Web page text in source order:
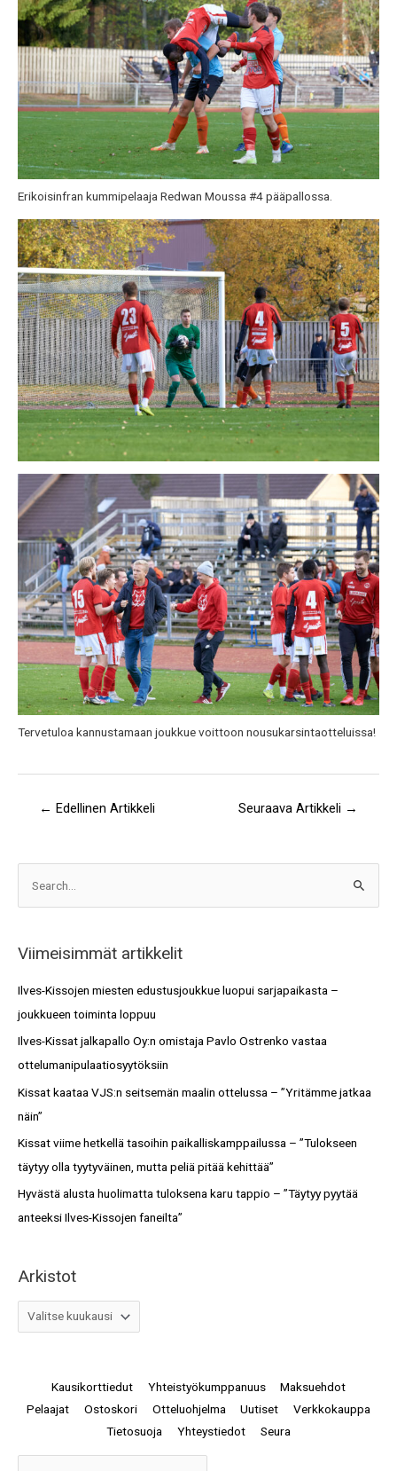
Erikoisinfran kummipelaaja Redwan Moussa #4 pääpallossa.
Tervetuloa kannustamaan joukkue voittoon nousukarsintaotteluissa!
← Edellinen Artikkeli Seuraava Artikkeli →
c
h
Viimeisimmät artikkelit
Ilves-Kissojen miesten edustusjoukkue luopui sarjapaikasta –
joukkueen toiminta loppuu
Ilves-Kissat jalkapallo Oy:n omistaja Pavlo Ostrenko vastaa
ottelumanipulaatiosyytöksiin
Kissat kaataa VJS:n seitsemän maalin ottelussa – ”Yritämme jatkaa
näin”
Kissat viime hetkellä tasoihin paikalliskamppailussa – ”Tulokseen
täytyy olla tyytyväinen, mutta peliä pitää kehittää”
Hyvästä alusta huolimatta tuloksena karu tappio – ”Täytyy pyytää
anteeksi Ilves-Kissojen faneilta”
Arkistot
i
t
o
t
Kausikorttiedut Yhteistyökumppanuus
Maksuehdot
Pelaajat
Ostoskori Otteluohjelma Uutiset
Verkkokauppa
Tietosuoja
Yhteystiedot Seura